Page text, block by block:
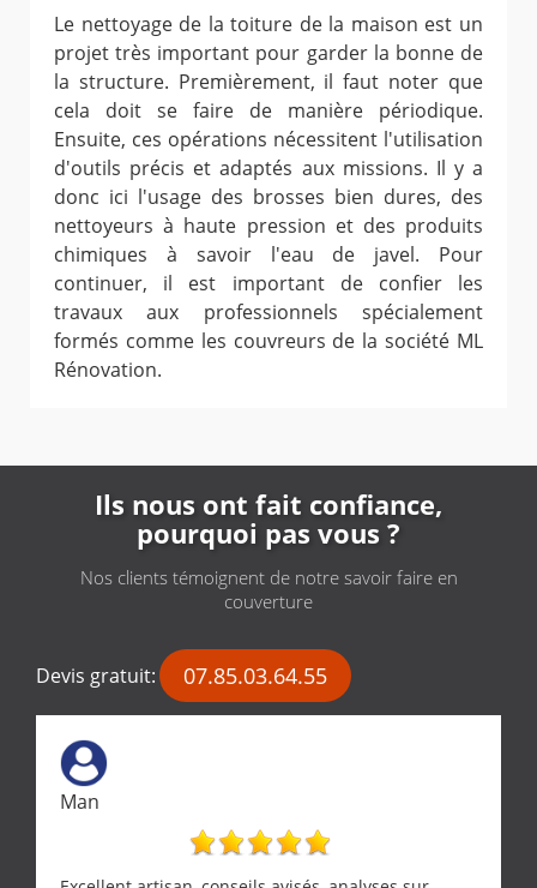
Le nettoyage de la toiture de la maison est un
projet très important pour garder la bonne de
la structure. Premièrement, il faut noter que
cela doit se faire de manière périodique.
Ensuite, ces opérations nécessitent l'utilisation
d'outils précis et adaptés aux missions. Il y a
donc ici l'usage des brosses bien dures, des
nettoyeurs à haute pression et des produits
chimiques à savoir l'eau de javel. Pour
continuer, il est important de confier les
travaux aux professionnels spécialement
formés comme les couvreurs de la société ML
Rénovation.
Ils nous ont fait confiance,
pourquoi pas vous ?
Nos clients témoignent de notre savoir faire en
couverture
Devis gratuit: 07.85.03.64.55
Man